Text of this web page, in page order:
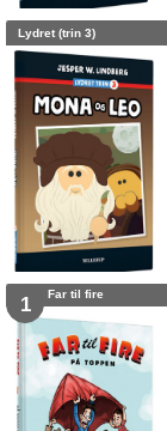
Lydret (trin 3)
1 Far til fire